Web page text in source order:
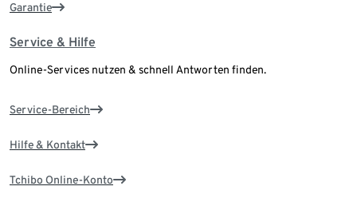
Garantie
Service & Hilfe
Online-Services nutzen & schnell Antworten finden.
Service-Bereich
Hilfe & Kontakt
Tchibo Online-Konto